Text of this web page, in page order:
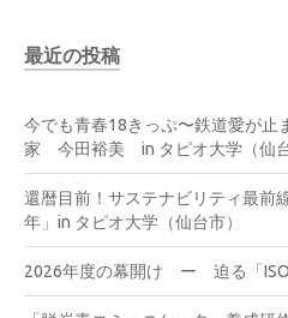
最近の投稿
今でも青春18きっぷ〜鉄道愛が
家 今田裕美 in タピオ大学（仙台
還暦目前！サステナビリティ最前
年」in タピオ大学（仙台市）
2026年度の幕開け ー 迫る「